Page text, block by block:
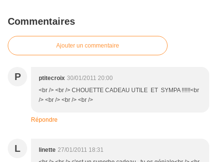
Commentaires
Ajouter un commentaire
P ptitecroix 30/01/2011 20:00
<br /> <br /> CHOUETTE CADEAU UTILE ET SYMPA !!!!!!<br
/> <br /> <br /> <br />
Répondre
L linette 27/01/2011 18:31